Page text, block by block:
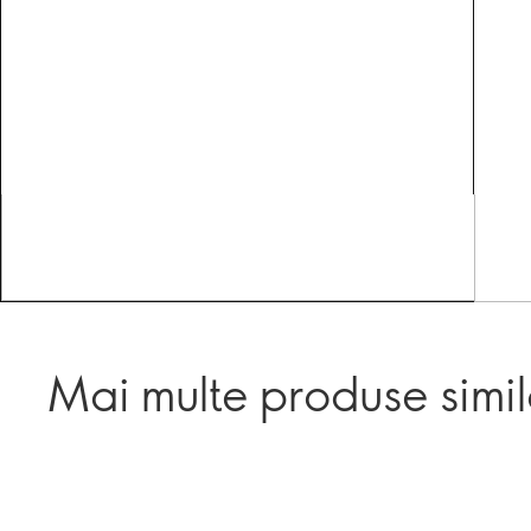
Mai multe produse